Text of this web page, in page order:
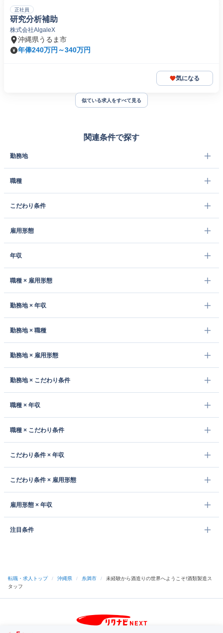
正社員
研究分析補助
株式会社AlgaleX
沖縄県うるま市
年俸240万円～340万円
気になる
似ている求人をすべて見る
関連条件で探す
勤務地
職種
こだわり条件
雇用形態
年収
職種 × 雇用形態
勤務地 × 年収
勤務地 × 職種
勤務地 × 雇用形態
勤務地 × こだわり条件
職種 × 年収
職種 × こだわり条件
こだわり条件 × 年収
こだわり条件 × 雇用形態
雇用形態 × 年収
注目条件
転職・求人トップ / 沖縄県 / 糸満市 /
未経験から酒造りの世界へようこそ!酒類製造ス
タッフ